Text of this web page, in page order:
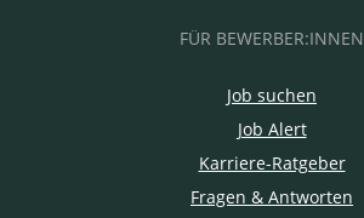
FÜR BEWERBER:INNEN
Job suchen
Job Alert
Karriere-Ratgeber
Fragen & Antworten